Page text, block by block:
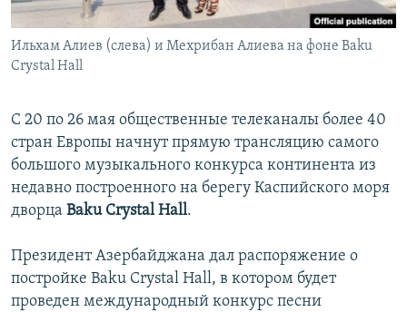
Ильхам Алиев (слева) и Мехрибан Алиева на фоне Baku
Crystal Hall
С 20 по 26 мая общественные телеканалы более 40
стран Европы начнут прямую трансляцию самого
большого музыкального конкурса континента из
недавно построенного на берегу Каспийского моря
дворца Baku Crystal Hall.
Президент Азербайджана дал распоряжение о
постройке Baku Crystal Hall, в котором будет
проведен международный конкурс песни